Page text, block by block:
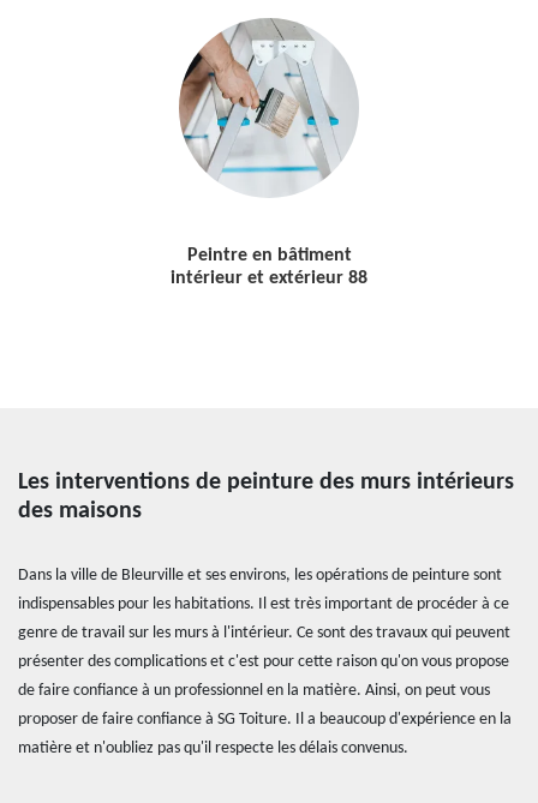
Peintre en bâtiment
intérieur et extérieur 88
Les interventions de peinture des murs intérieurs
des maisons
Dans la ville de Bleurville et ses environs, les opérations de peinture sont
indispensables pour les habitations. Il est très important de procéder à ce
genre de travail sur les murs à l'intérieur. Ce sont des travaux qui peuvent
présenter des complications et c'est pour cette raison qu'on vous propose
de faire confiance à un professionnel en la matière. Ainsi, on peut vous
proposer de faire confiance à SG Toiture. Il a beaucoup d'expérience en la
matière et n'oubliez pas qu'il respecte les délais convenus.